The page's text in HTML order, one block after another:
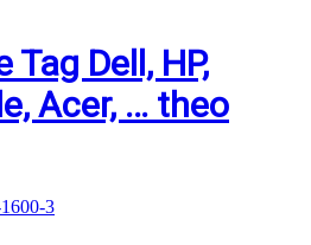
Tag Dell, HP,
Acer, … theo